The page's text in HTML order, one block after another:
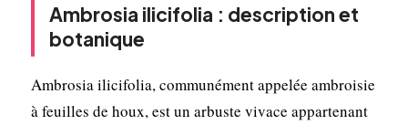
Ambrosia ilicifolia : description et
botanique
Ambrosia ilicifolia, communément appelée ambroisie
à feuilles de houx, est un arbuste vivace appartenant